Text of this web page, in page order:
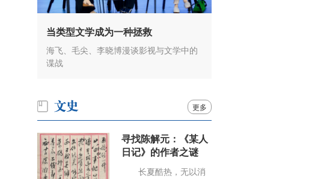
当类型文学成为一种拯救
海飞、毛尖、李晓博漫谈影视与文学中的
谍战
更多
寻找陈解元：《某人
日记》的作者之谜
长夏酷热，无以消